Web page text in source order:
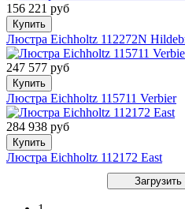
156 221 руб
Купить
Люстра Eichholtz 112272N
247 577 руб
Купить
Люстра Eichholtz 115711 Verbier
284 938 руб
Купить
Люстра Eichholtz 112172 East